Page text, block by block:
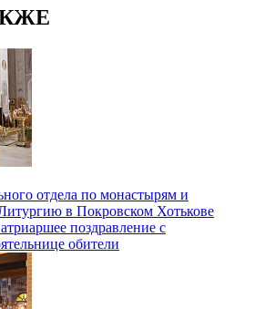
отдела по монастырям и
в Покровском Хотькове
поздравление с
обители